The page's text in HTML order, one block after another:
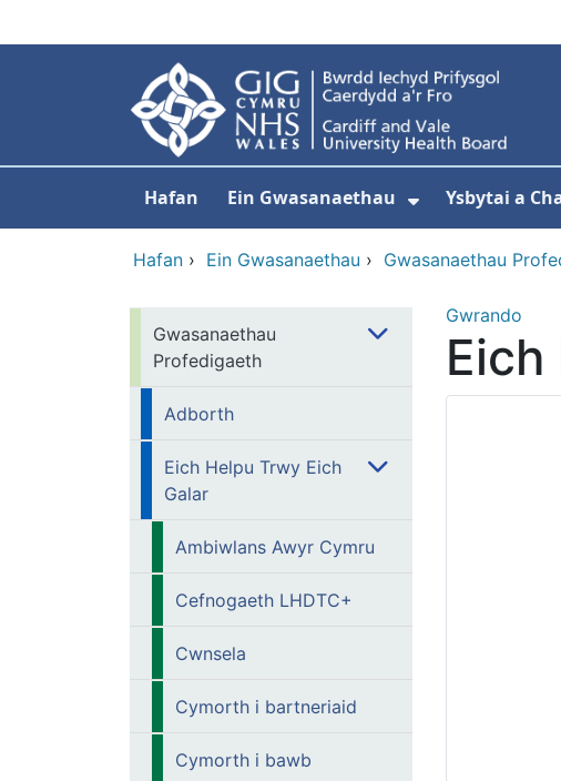
Hafan Ein Gwasanaethau Ysbytai a
Hafan › Ein Gwasanaethau › Gwasanaethau
Gwasanaethau
Profedigaeth
Adborth
Eich Helpu Trwy Eich
Galar
Ambiwlans Awyr Cymru
Cefnogaeth LHDTC+
Cwnsela
Cymorth i bartneriaid
Cymorth i bawb
Gwrando